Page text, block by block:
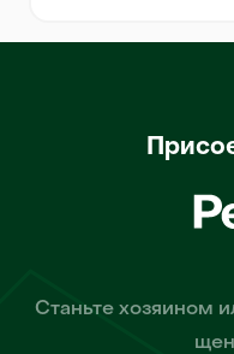
Станьте хозяином